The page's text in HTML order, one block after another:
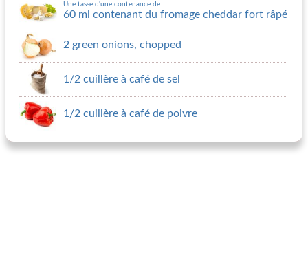
Une tasse d'une contenance de
60 ml contenant du fromage cheddar fort râpé
2 green onions, chopped
1/2 cuillère à café de sel
1/2 cuillère à café de poivre